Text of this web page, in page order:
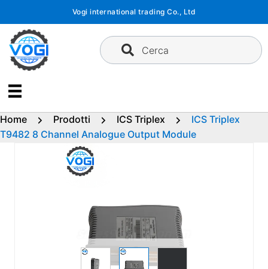
contenuto
Vogi international trading Co., Ltd
Cerca
Home Prodotti ICS Triplex
ICS Triplex
T9482 8 Channel Analogue Output Module